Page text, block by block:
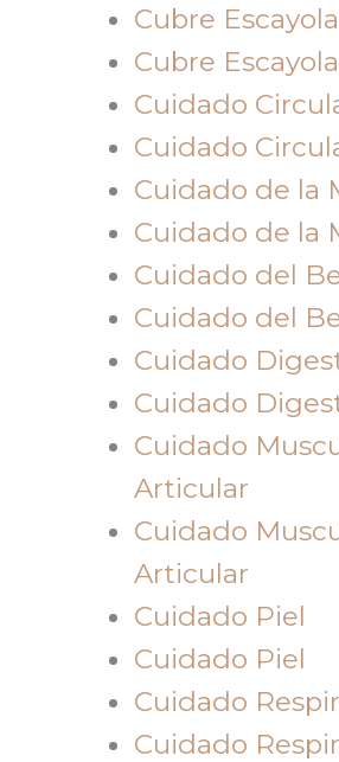
Cubre Escayola
Cubre Escayola
Cuidado
Cuidado
Cuidado de la
Cuidado de la
Cuidado del
Cuidado del
Cuidado
Cuidado
Cuidado
Articular
Cuidado
Articular
Cuidado Piel
Cuidado Piel
Cuidado
Cuidado